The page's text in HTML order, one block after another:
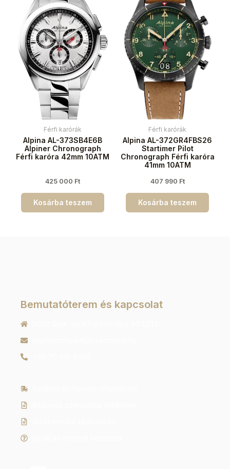
Férfi karórák
Alpina AL-373SB4E6B
Alpiner Chronograph
Férfi karóra 42mm 10ATM
425 000 Ft
Kosárba teszem
Férfi karórák
Alpina AL-372GR4FBS26
Startimer Pilot
Chronograph Férfi karóra
41mm 10ATM
407 990 Ft
Kosárba teszem
Bemutatóterem és kapcsolat